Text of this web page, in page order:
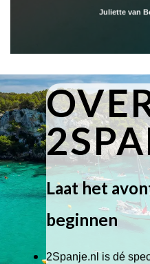
Juliette van
Laat het
beginnen
2Spanje.nl is dé